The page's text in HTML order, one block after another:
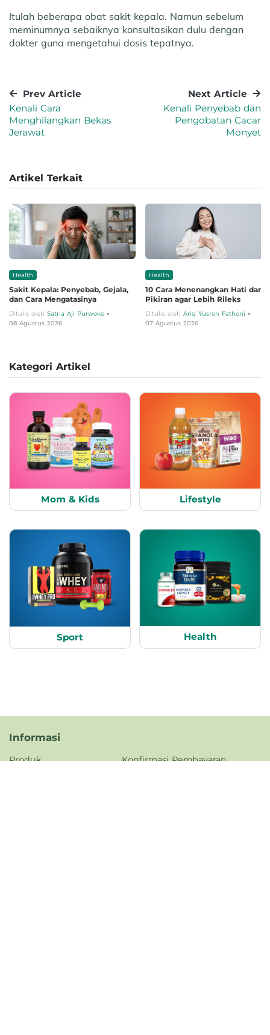
Itulah beberapa obat sakit kepala. Namun sebelum
meminumnya sebaiknya konsultasikan dulu dengan
dokter guna mengetahui dosis tepatnya.
Prev Article
Kenali Cara
Menghilangkan Bekas
Jerawat
Next Article
Kenali Penyebab dan
Pengobatan Cacar
Monyet
Artikel Terkait
Health
Sakit Kepala: Penyebab, Gejala,
dan Cara Mengatasinya
Ditulis oleh Satria Aji Purwoko •
08 Agustus 2026
Health
10 Cara Menenangkan Hati dan
Pikiran agar Lebih Rileks
Ditulis oleh Ariq Yusron Fathoni •
07 Agustus 2026
Kategori Artikel
Mom & Kids Lifestyle
Sport Health
Informasi
Produk
Konfirmasi Pembayaran